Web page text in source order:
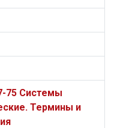
75 Системы
Термины и